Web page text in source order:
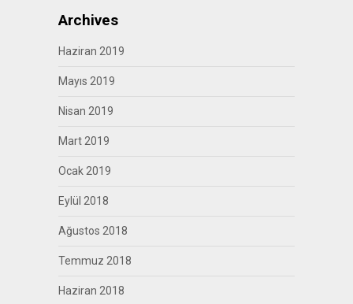
Archives
Haziran 2019
Mayıs 2019
Nisan 2019
Mart 2019
Ocak 2019
Eylül 2018
Ağustos 2018
Temmuz 2018
Haziran 2018